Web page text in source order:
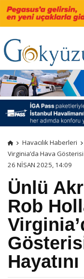
Havacılık Haberleri
Virginia’da Hava
26 NISAN 2025, 14:09
Ünlü
Rob